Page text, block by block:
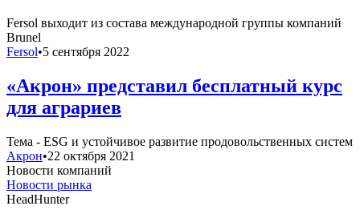
Fersol выходит из состава международной группы компаний
Brunel
Fersol•5 сентября 2022
«Акрон» представил бесплатный курс
для аграриев
Тема - ESG и устойчивое развитие продовольственных систем
Акрон•22 октября 2021
Новости компаний
Новости рынка
HeadHunter